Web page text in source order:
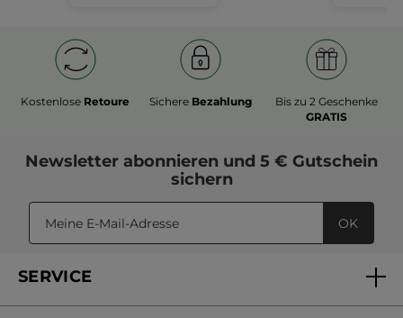
Kostenlose Retoure Sichere Bezahlung
Bis zu 2 Geschenke
GRATIS
Newsletter abonnieren und 5 € Gutschein
sichern
OK
SERVICE